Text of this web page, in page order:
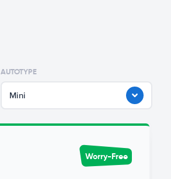
AUTOTYPE
Mini
Worry-Free